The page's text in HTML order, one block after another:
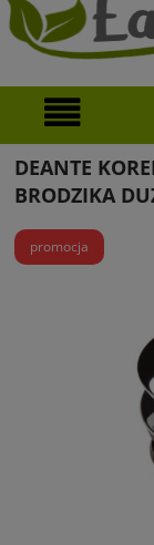
DEANTE
BRODZIKA
promocja